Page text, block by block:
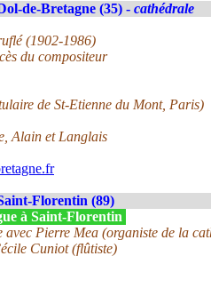
de-Bretagne (35) - cathédrale
(1902-1986)
du compositeur
de St-Etienne du Mont, Paris)
Alain et Langlais
Florentin (89)
à Saint-Florentin
avec Pierre Mea (organiste de la
Cuniot (flûtiste)